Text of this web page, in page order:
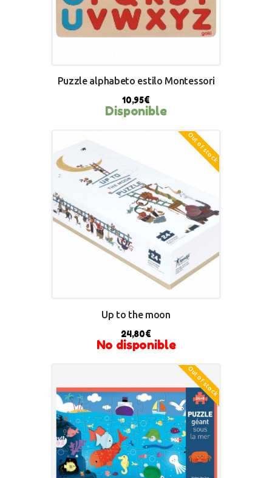
Puzzle alphabeto estilo Montessori
10,95€
Disponible
Out of stock
Up to the moon
24,80€
No disponible
Out of stock